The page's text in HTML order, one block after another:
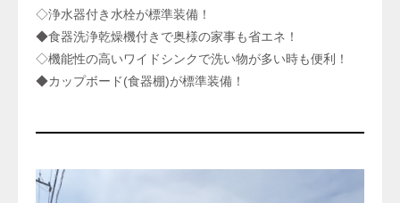
◇浄水器付き水栓が標準装備！
◆食器洗浄乾燥機付きで奥様の家事も省エネ！
◇機能性の高いワイドシンクで洗い物が多い時も便利！
◆カップボード(食器棚)が標準装備！